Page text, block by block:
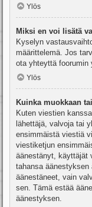
Ylös
Miksi en voi lisätä
Kyselyn
määrittelemä. Jos
ota yhteyttä foorumin
Ylös
Kuinka muokkaan
Kuten viestien
lähettäjä, valvoja tai
ensimmäistä viestiä
viestiketjun
äänestänyt, käyttäjät
tahansa
äänestäneet, vain
sen. Tämä estää
äänestyksen.